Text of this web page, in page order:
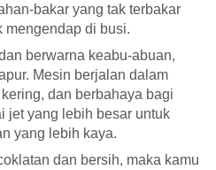
bakar yang tak terbakar
mengendap di busi.
berwarna keabu-abuan,
Mesin berjalan dalam
dan berbahaya bagi
jet yang lebih besar untuk
yang lebih kaya.
dan bersih, maka kamu